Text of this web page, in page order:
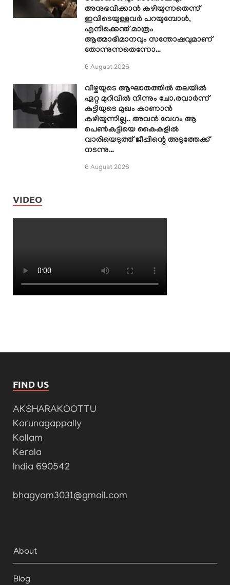
അനുഭവിക്കാൻ കഴിയുന്നതെന്ന്
ഇവിടെയുള്ളവർ പറയുമ്പോൾ,
എനിക്കെന്ത് മാത്രം
ആത്മാഭിമാനവും സന്തോഷവുമാണ്
തോന്നുന്നതെന്നോ…
6 August 2026
വീഴ്ചയുടെ ആഘാതത്തിൽ തലയിൽ
ഏറ്റ മുറിവിൽ നിന്നും ചോ.രവാർന്ന്
കുട്ടിയുടെ മുഖം കാണാൻ
കഴിയുന്നില്ല.. അവൻ വേഗം ആ
പെൺകുട്ടിയെ കൈകളിൽ
വാരിയെടുത്ത് ജീപ്പിന്റെ അടുത്തേക്ക്
നടന്നു…
6 August 2026
VIDEO
FIND US
AKSHARAKOOTTU
Karunagappally
Kollam
Kerala
India 690542
bhagyam3031@gmail.com
About
Blog